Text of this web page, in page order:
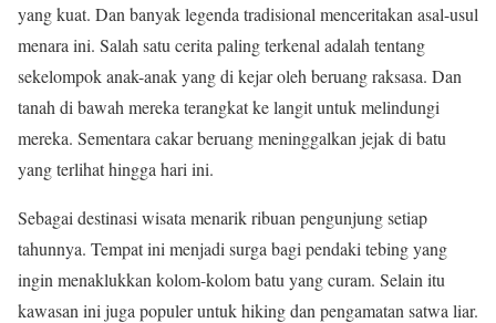
yang kuat. Dan banyak legenda tradisional menceritakan asal-usul
menara ini. Salah satu cerita paling terkenal adalah tentang
sekelompok anak-anak yang di kejar oleh beruang raksasa. Dan
tanah di bawah mereka terangkat ke langit untuk melindungi
mereka. Sementara cakar beruang meninggalkan jejak di batu
yang terlihat hingga hari ini.
Sebagai destinasi wisata menarik ribuan pengunjung setiap
tahunnya. Tempat ini menjadi surga bagi pendaki tebing yang
ingin menaklukkan kolom-kolom batu yang curam. Selain itu
kawasan ini juga populer untuk hiking dan pengamatan satwa liar.